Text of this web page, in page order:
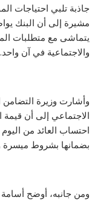
جاذبة تلبي احتياجات
مشيرة إلى أن البنك
يتماشى مع متطلبات
والاجتماعية في آن واحد.
وأشارت وزيرة
احتساب العائد من اليوم
بضمانها بشروط ميسرة
ومن جانبه، أوضح